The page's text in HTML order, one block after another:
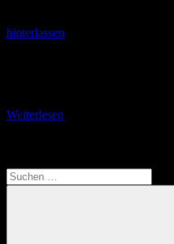
hinterlassen
Weiterlesen
Suchen
nach: